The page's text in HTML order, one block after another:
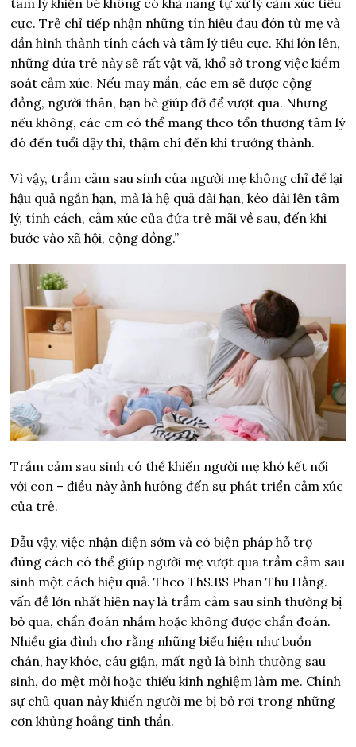
cực. Trẻ chỉ tiếp nhận những tín hiệu đau đớn từ mẹ và
dần hình thành tính cách và tâm lý tiêu cực. Khi lớn lên,
những đứa trẻ này sẽ rất vật vã, khổ sở trong việc kiểm
soát cảm xúc. Nếu may mắn, các em sẽ được cộng
đồng, người thân, bạn bè giúp đỡ để vượt qua. Nhưng
nếu không, các em có thể mang theo tổn thương tâm lý
đó đến tuổi dậy thì, thậm chí đến khi trưởng thành.
Vì vậy, trầm cảm sau sinh của người mẹ không chỉ để lại
hậu quả ngắn hạn, mà là hệ quả dài hạn, kéo dài lên tâm
lý, tính cách, cảm xúc của đứa trẻ mãi về sau, đến khi
bước vào xã hội, cộng đồng.”
Trầm cảm sau sinh có thể khiến người mẹ khó kết nối
với con – điều này ảnh hưởng đến sự phát triển cảm xúc
của trẻ.
Dẫu vậy, việc nhận diện sớm và có biện pháp hỗ trợ
đúng cách có thể giúp người mẹ vượt qua trầm cảm sau
sinh một cách hiệu quả. Theo ThS.BS Phan Thu Hằng.
vấn đề lớn nhất hiện nay là trầm cảm sau sinh thường bị
bỏ qua, chẩn đoán nhầm hoặc không được chẩn đoán.
Nhiều gia đình cho rằng những biểu hiện như buồn
chán, hay khóc, cáu giận, mất ngủ là bình thường sau
sinh, do mệt mỏi hoặc thiếu kinh nghiệm làm mẹ. Chính
sự chủ quan này khiến người mẹ bị bỏ rơi trong những
cơn khủng hoảng tinh thần.